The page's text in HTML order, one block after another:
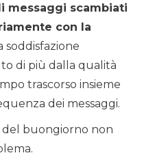
messaggi scambiati
con la
soddisfazione
di più dalla qualità
trascorso insieme
dei messaggi.
del buongiorno non